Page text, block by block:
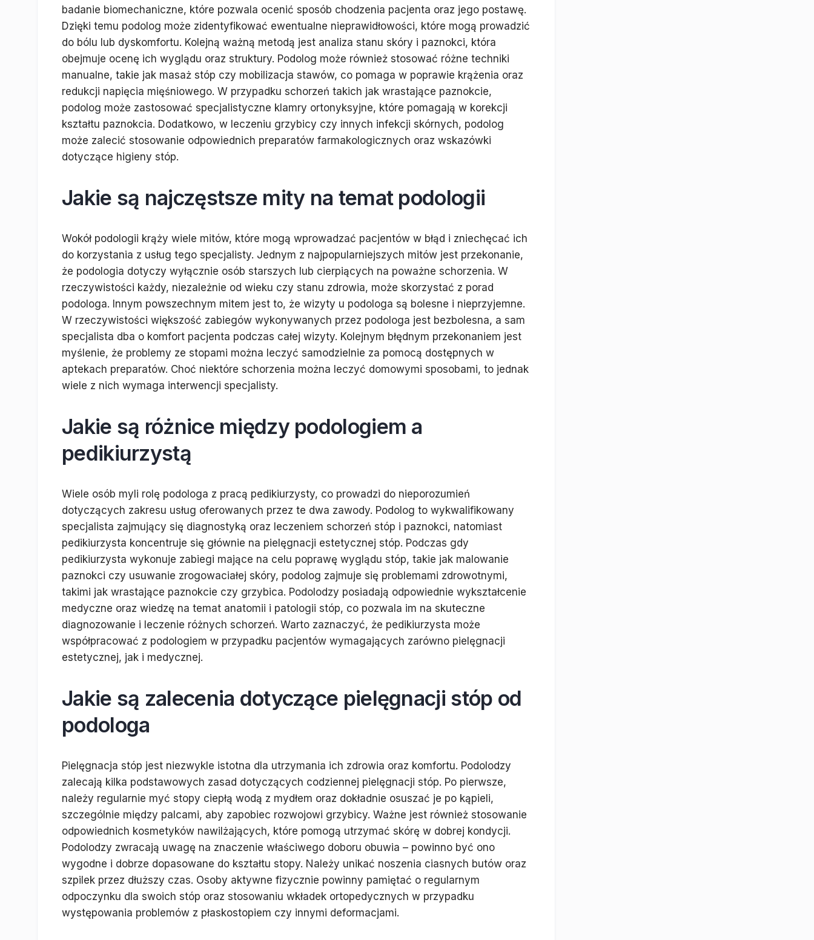
badanie biomechaniczne, które pozwala ocenić sposób chodzenia pacjenta oraz jego postawę.
Dzięki temu podolog może zidentyfikować ewentualne nieprawidłowości, które mogą prowadzić
do bólu lub dyskomfortu. Kolejną ważną metodą jest analiza stanu skóry i paznokci, która
obejmuje ocenę ich wyglądu oraz struktury. Podolog może również stosować różne techniki
manualne, takie jak masaż stóp czy mobilizacja stawów, co pomaga w poprawie krążenia oraz
redukcji napięcia mięśniowego. W przypadku schorzeń takich jak wrastające paznokcie,
podolog może zastosować specjalistyczne klamry ortonyksyjne, które pomagają w korekcji
kształtu paznokcia. Dodatkowo, w leczeniu grzybicy czy innych infekcji skórnych, podolog
może zalecić stosowanie odpowiednich preparatów farmakologicznych oraz wskazówki
dotyczące higieny stóp.
Jakie są najczęstsze mity na temat podologii
Wokół podologii krąży wiele mitów, które mogą wprowadzać pacjentów w błąd i zniechęcać ich
do korzystania z usług tego specjalisty. Jednym z najpopularniejszych mitów jest przekonanie,
że podologia dotyczy wyłącznie osób starszych lub cierpiących na poważne schorzenia. W
rzeczywistości każdy, niezależnie od wieku czy stanu zdrowia, może skorzystać z porad
podologa. Innym powszechnym mitem jest to, że wizyty u podologa są bolesne i nieprzyjemne.
W rzeczywistości większość zabiegów wykonywanych przez podologa jest bezbolesna, a sam
specjalista dba o komfort pacjenta podczas całej wizyty. Kolejnym błędnym przekonaniem jest
myślenie, że problemy ze stopami można leczyć samodzielnie za pomocą dostępnych w
aptekach preparatów. Choć niektóre schorzenia można leczyć domowymi sposobami, to jednak
wiele z nich wymaga interwencji specjalisty.
Jakie są różnice między podologiem a
pedikiurzystą
Wiele osób myli rolę podologa z pracą pedikiurzysty, co prowadzi do nieporozumień
dotyczących zakresu usług oferowanych przez te dwa zawody. Podolog to wykwalifikowany
specjalista zajmujący się diagnostyką oraz leczeniem schorzeń stóp i paznokci, natomiast
pedikiurzysta koncentruje się głównie na pielęgnacji estetycznej stóp. Podczas gdy
pedikiurzysta wykonuje zabiegi mające na celu poprawę wyglądu stóp, takie jak malowanie
paznokci czy usuwanie zrogowaciałej skóry, podolog zajmuje się problemami zdrowotnymi,
takimi jak wrastające paznokcie czy grzybica. Podolodzy posiadają odpowiednie wykształcenie
medyczne oraz wiedzę na temat anatomii i patologii stóp, co pozwala im na skuteczne
diagnozowanie i leczenie różnych schorzeń. Warto zaznaczyć, że pedikiurzysta może
współpracować z podologiem w przypadku pacjentów wymagających zarówno pielęgnacji
estetycznej, jak i medycznej.
Jakie są zalecenia dotyczące pielęgnacji stóp od
podologa
Pielęgnacja stóp jest niezwykle istotna dla utrzymania ich zdrowia oraz komfortu. Podolodzy
zalecają kilka podstawowych zasad dotyczących codziennej pielęgnacji stóp. Po pierwsze,
należy regularnie myć stopy ciepłą wodą z mydłem oraz dokładnie osuszać je po kąpieli,
szczególnie między palcami, aby zapobiec rozwojowi grzybicy. Ważne jest również stosowanie
odpowiednich kosmetyków nawilżających, które pomogą utrzymać skórę w dobrej kondycji.
Podolodzy zwracają uwagę na znaczenie właściwego doboru obuwia – powinno być ono
wygodne i dobrze dopasowane do kształtu stopy. Należy unikać noszenia ciasnych butów oraz
szpilek przez dłuższy czas. Osoby aktywne fizycznie powinny pamiętać o regularnym
odpoczynku dla swoich stóp oraz stosowaniu wkładek ortopedycznych w przypadku
występowania problemów z płaskostopiem czy innymi deformacjami.